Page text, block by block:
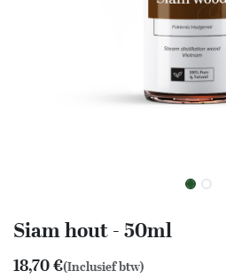
Siam hout - 50ml
18,70€(Inclusief btw)